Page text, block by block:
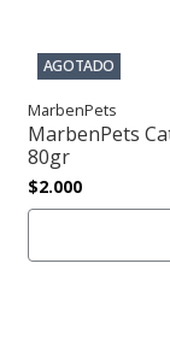
AGOTADO
MarbenPets
MarbenPets
80gr
$2.000